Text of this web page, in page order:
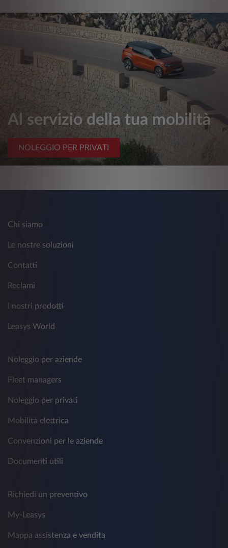
Al servizio della tua mobilità
NOLEGGIO PER PRIVATI
Chi siamo
Le nostre soluzioni
Contatti
Reclami
I nostri prodotti
Leasys World
Noleggio per aziende
Fleet managers
Noleggio per privati
Mobilità elettrica
Convenzioni per le aziende
Documenti utili
Richiedi un preventivo
My-Leasys
Mappa assistenza e vendita